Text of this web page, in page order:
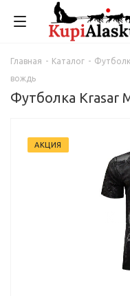
Главная - Каталог -
вождь
Футболка
АКЦИЯ